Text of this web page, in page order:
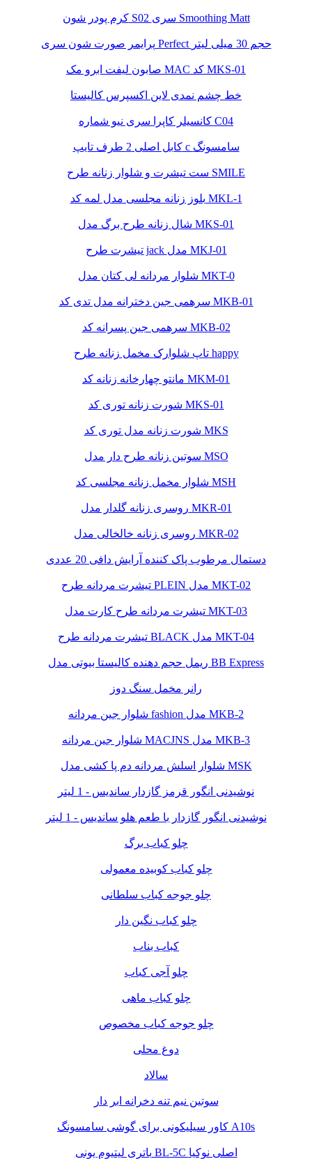
کرم پودر شون S02 سری Smoothing Matt
پرایمر صورت شون سری Perfect حجم 30 میلی لیتر
صابون لیفت ابرو مک MAC کد MKS-01
خط چشم نمدی لاین اکسپرس کالیستا
کانسیلر کاپرا سری نیو شماره C04
کابل اصلی 2 طرف تایپ c سامسونگ
ست تیشرت و شلوار زنانه طرح SMILE
بلوز زنانه مجلسی مدل لمه کد MKL-1
شال زنانه طرح برگ مدل MKS-01
تیشرت طرح jack مدل MKJ-01
شلوار مردانه لی کتان مدل MKT-0
سرهمی جین دخترانه مدل تدی کد MKB-01
سرهمی جین پسرانه کد MKB-02
تاپ شلوارک مخمل زنانه طرح happy
مانتو چهارخانه زنانه کد MKM-01
شورت زنانه توری کد MKS-01
شورت زنانه مدل توری کد MKS
سوتین زنانه طرح دار مدل MSO
شلوار مخمل زنانه مجلسی کد MSH
روسری زنانه گلدار مدل MKR-01
روسری زنانه خالخالی مدل MKR-02
دستمال مرطوب پاک کننده آرایش دافی 20 عددی
تیشرت مردانه طرح PLEIN مدل MKT-02
تیشرت مردانه طرح کارت مدل MKT-03
تیشرت مردانه طرح BLACK مدل MKT-04
ریمل حجم دهنده کالیستا بیوتی مدل BB Express
رانر مخمل سنگ دوز
شلوار جین مردانه fashion مدل MKB-2
شلوار جین مردانه MACJNS مدل MKB-3
شلوار اسلش مردانه دم پا کشی مدل MSK
نوشیدنی انگور قرمز گازدار ساندیس - 1 لیتر
نوشیدنی انگور گازدار با طعم هلو ساندیس - 1 لیتر
چلو کباب برگ
چلو کباب کوبیده معمولی
چلو جوجه کباب سلطانی
چلو کباب نگین دار
کباب بناب
چلو آجی کباب
چلو کباب ماهی
چلو جوجه کباب مخصوص
دوغ محلی
سالاد
سوتین نیم تنه دخرانه ابر دار
کاور سیلیکونی برای گوشی سامسونگ A10s
باتری لیتیوم یونی BL-5C اصلی نوکیا